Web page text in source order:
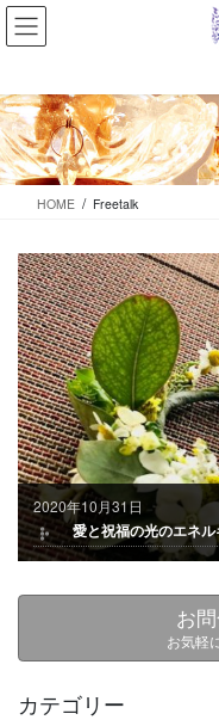
コ
ン
ツ
に
移
動
ナ
ビ
シ
ョ
ン
に
HOME Freetalk
2020年10月31日
愛と祝福の光のエネ
お
お気軽
カテゴリー